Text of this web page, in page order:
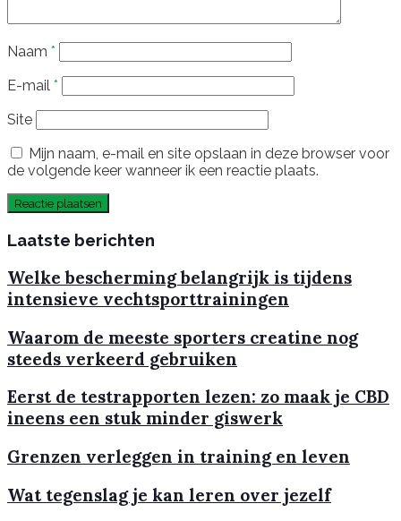
Naam *
E-mail *
Site
Mijn naam, e-mail en site opslaan in deze browser voor
de volgende keer wanneer ik een reactie plaats.
Laatste berichten
Welke bescherming belangrijk is tijdens
intensieve vechtsporttrainingen
Waarom de meeste sporters creatine nog
steeds verkeerd gebruiken
Eerst de testrapporten lezen: zo maak je CBD
ineens een stuk minder giswerk
Grenzen verleggen in training en leven
Wat tegenslag je kan leren over jezelf